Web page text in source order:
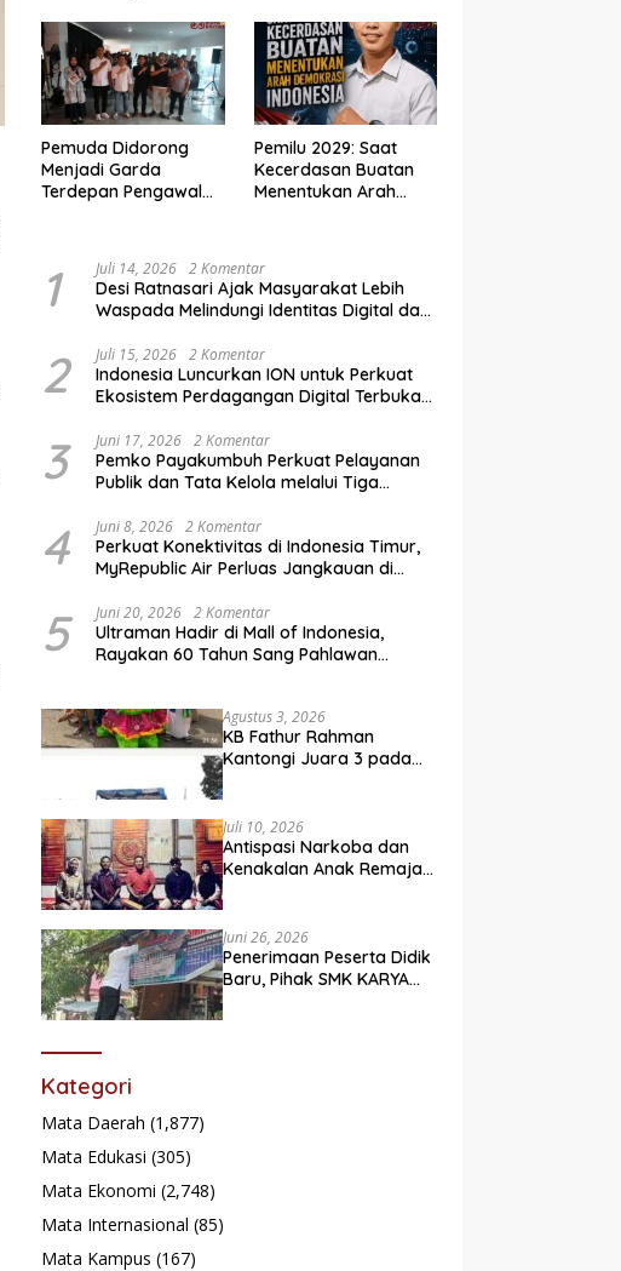
dalam Pendidikan
Pemilih
Berkelanjutan
Pemuda Didorong
Menjadi Garda
Terdepan Pengawal
Pemilu 2029: Saat
Kecerdasan Buatan
Menentukan Arah
1 Juli 14, 2026 2 Komentar
Desi Ratnasari Ajak Masyarakat Lebih
Waspada Melindungi Identitas Digital dan
2 Juli 15, 2026 2 Komentar
Indonesia Luncurkan ION untuk Perkuat
Ekosistem Perdagangan Digital Terbuka
3 Juni 17, 2026 2 Komentar
Pemko Payakumbuh Perkuat Pelayanan
Publik dan Tata Kelola melalui Tiga
4 Juni 8, 2026 2 Komentar
Perkuat Konektivitas di Indonesia Timur,
MyRepublic Air Perluas Jangkauan di
5 Juni 20, 2026 2 Komentar
Ultraman Hadir di Mall of Indonesia,
Rayakan 60 Tahun Sang Pahlawan
Agustus 3, 2026
KB Fathur Rahman
Kantongi Juara 3 pada
Juli 10, 2026
Antispasi Narkoba dan
Kenakalan Anak Remaja,
Surau
Juni 26, 2026
Penerimaan Peserta Didik
Baru, Pihak SMK KARYA
Kategori
Mata Daerah (1,877)
Mata Edukasi (305)
Mata Ekonomi (2,748)
Mata Internasional (85)
Mata Kampus (167)